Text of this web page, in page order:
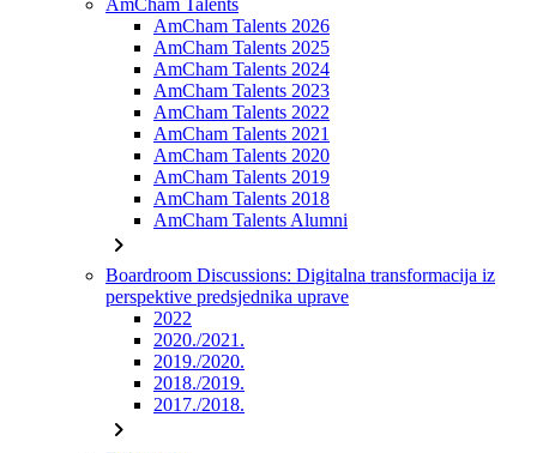
AmCham Talents 2026
AmCham Talents 2025
AmCham Talents 2024
AmCham Talents 2023
AmCham Talents 2022
AmCham Talents 2021
AmCham Talents 2020
AmCham Talents 2019
AmCham Talents 2018
AmCham Talents Alumni
chevron_right
Boardroom Discussions: Digitalna transformacija iz
perspektive predsjednika uprave
2022
2020./2021.
2019./2020.
2018./2019.
2017./2018.
chevron_right